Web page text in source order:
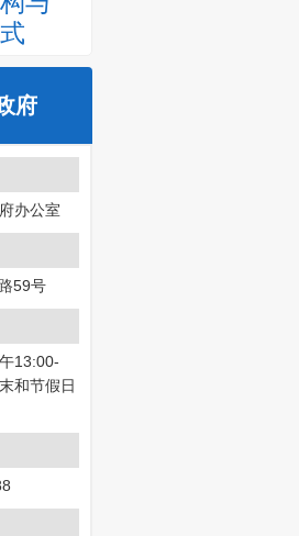
府
办公室
59号
13:00-
和节假日